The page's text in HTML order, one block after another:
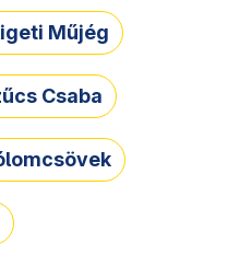
Műjég
Csaba